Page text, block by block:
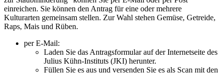
einreichen. Sie können den Antrag für eine oder mehrere
Kulturarten gemeinsam stellen. Zur Wahl stehen Gemüse, Getreide,
Raps, Mais und Rüben.
per E-Mail:
Laden Sie das Antragsformular auf der Internetseite des
Julius Kühn-Instituts (JKI) herunter.
Füllen Sie es aus und versenden Sie es als Scan mit den